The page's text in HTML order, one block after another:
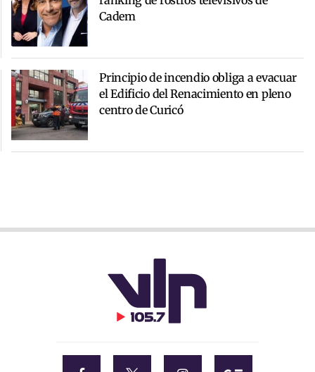
Cadem
Principio de incendio obliga a evacuar
el Edificio del Renacimiento en pleno
centro de Curicó